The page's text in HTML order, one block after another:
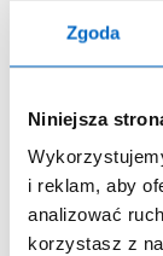
Zgoda
Niniejsza
i reklam, aby
analizować
korzystasz z
22:00).
Insulinę
przed
15min przed